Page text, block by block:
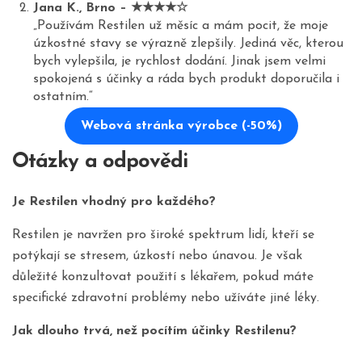
Jana K., Brno – ★★★★☆
„Používám Restilen už měsíc a mám pocit, že moje
úzkostné stavy se výrazně zlepšily. Jediná věc, kterou
bych vylepšila, je rychlost dodání. Jinak jsem velmi
spokojená s účinky a ráda bych produkt doporučila i
ostatním.“
Webová stránka výrobce (-50%)
Otázky a odpovědi
Je Restilen vhodný pro každého?
Restilen je navržen pro široké spektrum lidí, kteří se
potýkají se stresem, úzkostí nebo únavou. Je však
důležité konzultovat použití s lékařem, pokud máte
specifické zdravotní problémy nebo užíváte jiné léky.
Jak dlouho trvá, než pocítím účinky Restilenu?